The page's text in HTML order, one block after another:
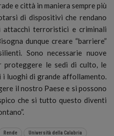
e città in maniera sempre più
di dispositivi che rendano
terroristici e criminali
dunque creare “barriere”
Sono necessarie nuove
proteggere le sedi di culto, le
luoghi di grande affollamento.
il nostro Paese e si possono
che si tutto questo diventi
Rende Università della Calabria